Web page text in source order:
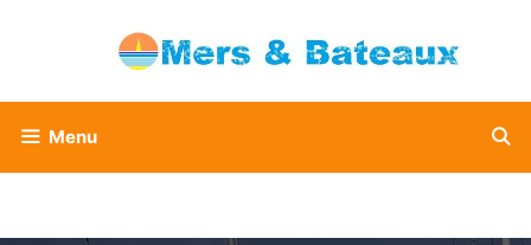
Menu